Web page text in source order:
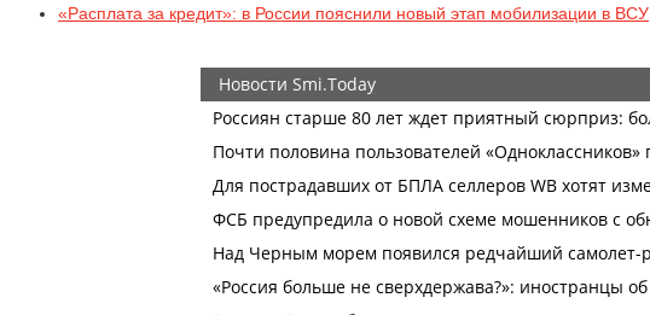
«Расплата за кредит»: в России пояснили новый этап мобилизации в ВСУ